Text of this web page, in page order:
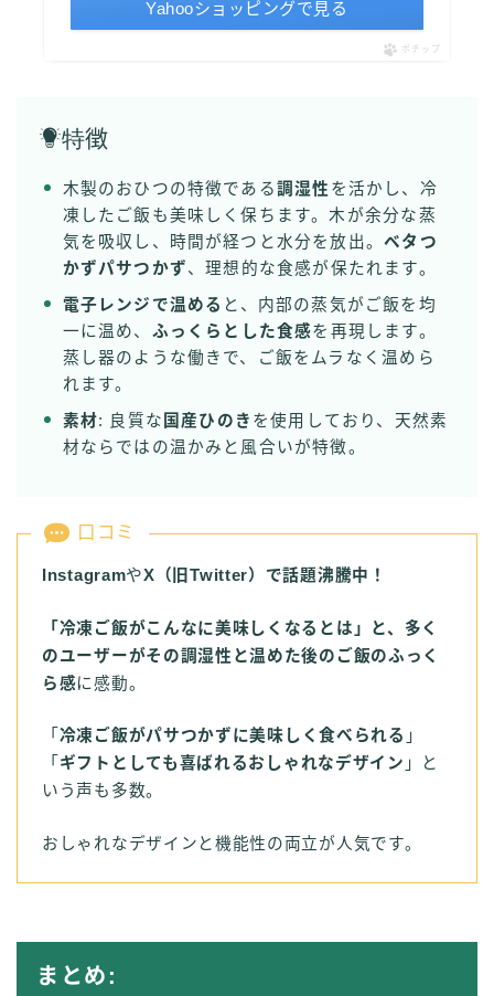
Yahooショッピングで見る
ポチップ
特徴
木製のおひつの特徴である調湿性 を活かし、冷
凍したご飯も美味しく保ちます。木が余分な蒸
気を吸収し、時間が経つと水分を放出。ベタつ
かずパサつかず、理想的な食感が保たれます。
電子レンジで温める と、内部の蒸気がご飯を均
一に温め、 ふっくらとした食感を再現します。
蒸し器のような働きで、ご飯をムラなく温めら
れます。
素材: 良質な 国産ひのき を使用しており、天然素
材ならではの温かみと風合いが特徴。
口コミ
InstagramやX（旧Twitter）で話題沸騰中！
「冷凍ご飯がこんなに美味しくなるとは」と、多く
のユーザーがその調湿性と温めた後のご飯のふっく
ら感に感動。
「 冷凍ご飯がパサつかずに美味しく食べられる 」
「 ギフトとしても喜ばれるおしゃれなデザイン 」と
いう声も多数。
おしゃれなデザインと機能性の両立が人気です。
まとめ: